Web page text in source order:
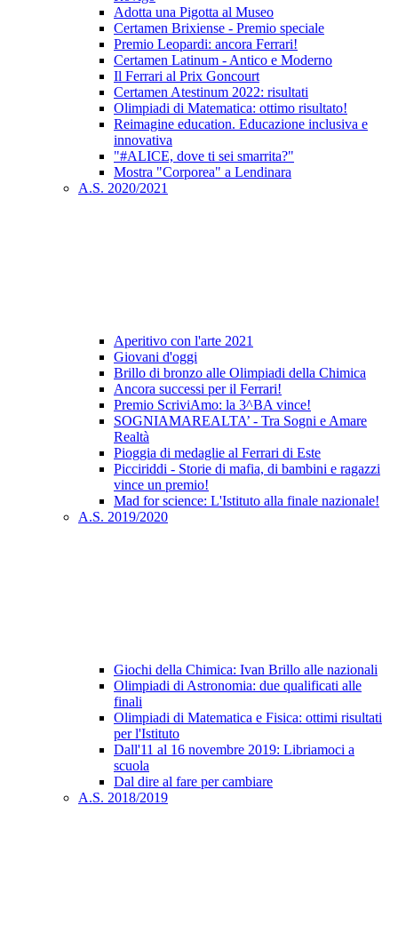
Adotta una Pigotta al Museo
Certamen Brixiense - Premio speciale
Premio Leopardi: ancora Ferrari!
Certamen Latinum - Antico e Moderno
Il Ferrari al Prix Goncourt
Certamen Atestinum 2022: risultati
Olimpiadi di Matematica: ottimo risultato!
Reimagine education. Educazione inclusiva e
innovativa
"#ALICE, dove ti sei smarrita?"
Mostra "Corporea" a Lendinara
A.S. 2020/2021
Aperitivo con l'arte 2021
Giovani d'oggi
Brillo di bronzo alle Olimpiadi della Chimica
Ancora successi per il Ferrari!
Premio ScriviAmo: la 3^BA vince!
SOGNIAMAREALTA’ - Tra Sogni e Amare
Realtà
Pioggia di medaglie al Ferrari di Este
Picciriddi - Storie di mafia, di bambini e ragazzi
vince un premio!
Mad for science: L'Istituto alla finale nazionale!
A.S. 2019/2020
Giochi della Chimica: Ivan Brillo alle nazionali
Olimpiadi di Astronomia: due qualificati alle
finali
Olimpiadi di Matematica e Fisica: ottimi risultati
per l'Istituto
Dall'11 al 16 novembre 2019: Libriamoci a
scuola
Dal dire al fare per cambiare
A.S. 2018/2019